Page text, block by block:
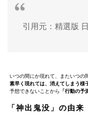
引用元：精選版
いつの間にか現れて、またいつの
素早く現れては、消えてしまう様
予想できないことから 「行動の
「神出鬼没」の由来